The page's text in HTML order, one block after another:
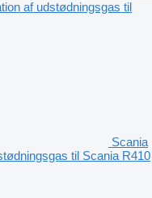
Scania
til Scania R410